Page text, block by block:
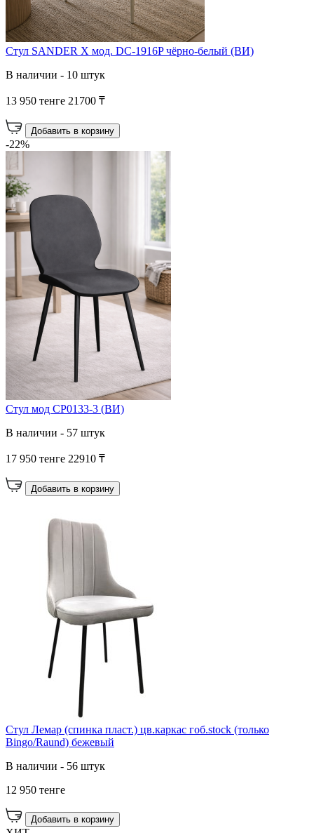
Стул SANDER X мод. DC-1916P чёрно-белый (ВИ)
В наличии - 10 штук
13 950 тенге 21700 ₸
Добавить в корзину
-22%
Стул мод CP0133-3 (ВИ)
В наличии - 57 штук
17 950 тенге 22910 ₸
Добавить в корзину
Стул Лемар (спинка пласт.) цв.каркас гоб.stock (только
Bingo/Raund) бежевый
В наличии - 56 штук
12 950 тенге
Добавить в корзину